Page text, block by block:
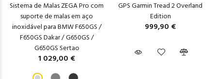
Sistema de Malas ZEGA Pro com
suporte de malas em aço
inoxidável para BMW F650GS /
F650GS Dakar / G650GS /
G650GS Sertao
1 029,00 €
GPS Garmin Tread 2 Overland
Edition
999,90 €